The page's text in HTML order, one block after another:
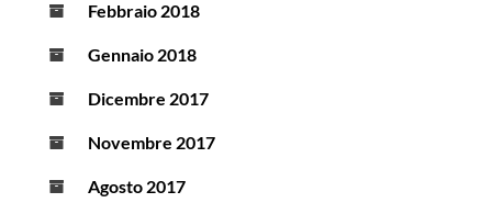
Febbraio 2018
Gennaio 2018
Dicembre 2017
Novembre 2017
Agosto 2017